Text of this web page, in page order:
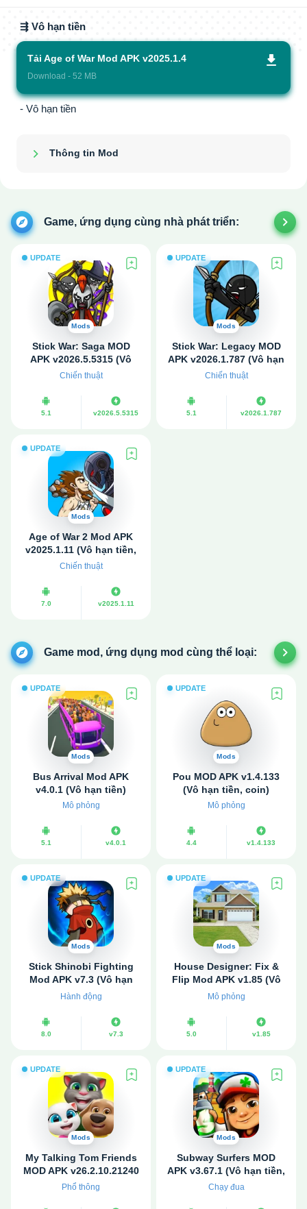
⇶ Vô hạn tiền
Tải Age of War Mod APK v2025.1.4
Download - 52 MB
- Vô hạn tiền
Thông tin Mod
Game, ứng dụng cùng nhà phát triển:
UPDATE
Mods
Stick War: Saga MOD
APK v2026.5.5315 (Vô
hạn tiền, kim cương)
Chiến thuật
5.1 v2026.5.5315
UPDATE
Mods
Stick War: Legacy MOD
APK v2026.1.787 (Vô hạn
kim cương, đá quý)
Chiến thuật
5.1 v2026.1.787
UPDATE
Mods
Age of War 2 Mod APK
v2025.1.11 (Vô hạn tiền,
God Mode)
Chiến thuật
7.0 v2025.1.11
Game mod, ứng dụng mod cùng thể loại:
UPDATE
Mods
Bus Arrival Mod APK
v4.0.1 (Vô hạn tiền)
Mô phỏng
5.1 v4.0.1
UPDATE
Mods
Pou MOD APK v1.4.133
(Vô hạn tiền, coin)
Mô phỏng
4.4 v1.4.133
UPDATE
Mods
Stick Shinobi Fighting
Mod APK v7.3 (Vô hạn
tiền, đá quý)
Hành động
8.0 v7.3
UPDATE
Mods
House Designer: Fix &
Flip Mod APK v1.85 (Vô
hạn tiền)
Mô phỏng
5.0 v1.85
UPDATE
Mods
My Talking Tom Friends
MOD APK v26.2.10.21240
(Vô hạn tiền)
Phổ thông
UPDATE
Mods
Subway Surfers MOD
APK v3.67.1 (Vô hạn tiền,
Bất tử)
Chạy đua